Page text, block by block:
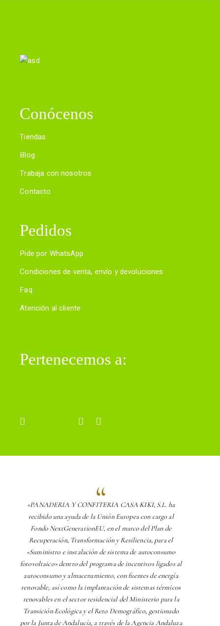
Conócenos
Tiendas
Blog
Trabaja con nosotros
Contacto
Pedidos
Pide por WhatsApp
Condiciones de venta, envío y devoluciones
Faq
Atención al cliente
Pertenecemos a:
«PANADERIA Y CONFITERIA CASA KIKI, S.L. ha
recibido una ayuda de la Unión Europea con cargo al
Fondo NextGenerationEU, en el marco del Plan de
Recuperación, Transformación y Resiliencia, para el
«Suministro e instalación de sistema de autoconsumo
fotovoltaico» dentro del programa de incentivos ligados al
autoconsumo y almacenamiento, con fuentes de energía
renovable, así como la implantación de sistemas térmicos
renovables en el sector residencial del Ministerio para la
Transición Ecológica y el Reto Demográfico, gestionado
por la Junta de Andalucía, a través de la Agencia Andaluza